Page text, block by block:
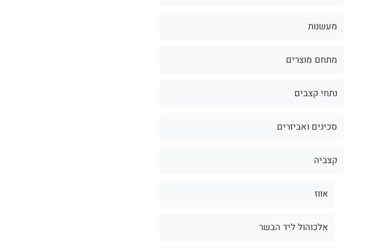
מעשנות
מתחם מוצרים
נתחי קצבים
סכינים ואביזרים
קצביה
אווז
אלכוהול ליד הבשר